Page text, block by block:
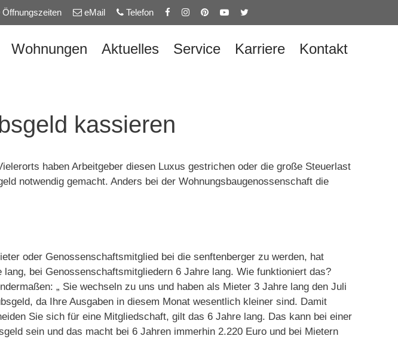
Öffnungszeiten eMail Telefon
Wohnungen Aktuelles Service Karriere Kontakt
kassieren
haben Arbeitgeber diesen Luxus gestrichen oder die große Steuerlast
notwendig gemacht. Anders bei der Wohnungsbaugenossenschaft die
oder Genossenschaftsmitglied bei die senftenberger zu werden, hat
bei Genossenschaftsmitgliedern 6 Jahre lang. Wie funktioniert das?
„ Sie wechseln zu uns und haben als Mieter 3 Jahre lang den Juli
da Ihre Ausgaben in diesem Monat wesentlich kleiner sind. Damit
Sie sich für eine Mitgliedschaft, gilt das 6 Jahre lang. Das kann bei einer
sein und das macht bei 6 Jahren immerhin 2.220 Euro und bei Mietern